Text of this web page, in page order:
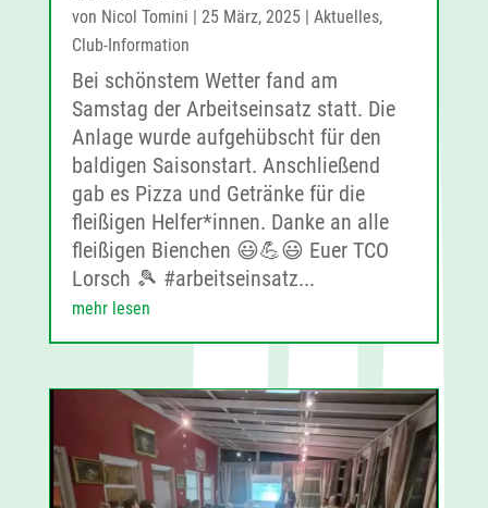
von Nicol Tomini | 25 März, 2025| Aktuelles,
Club-Information
Bei schönstem Wetter fand am
Samstag der Arbeitseinsatz statt. Die
Anlage wurde aufgehübscht für den
baldigen Saisonstart. Anschließend
gab es Pizza und Getränke für die
fleißigen Helfer*innen. Danke an alle
fleißigen Bienchen 😃💪😃 Euer TCO
Lorsch 🎾 #arbeitseinsatz...
mehr lesen